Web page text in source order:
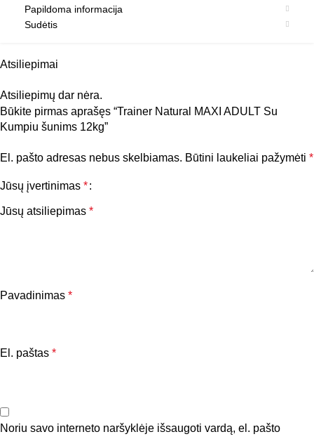
Papildoma informacija
Sudėtis
Atsiliepimai
Atsiliepimų dar nėra.
Būkite pirmas aprašęs “Trainer Natural MAXI ADULT Su
Kumpiu šunims 12kg”
El. pašto adresas nebus skelbiamas. Būtini laukeliai pažymėti *
Jūsų įvertinimas *
Jūsų atsiliepimas *
Pavadinimas *
El. paštas *
Noriu savo interneto naršyklėje išsaugoti vardą, el. pašto